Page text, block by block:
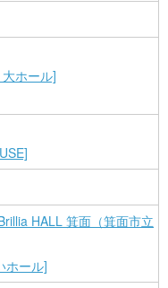
ホール]
HALL 箕面（箕面市立
ホール]